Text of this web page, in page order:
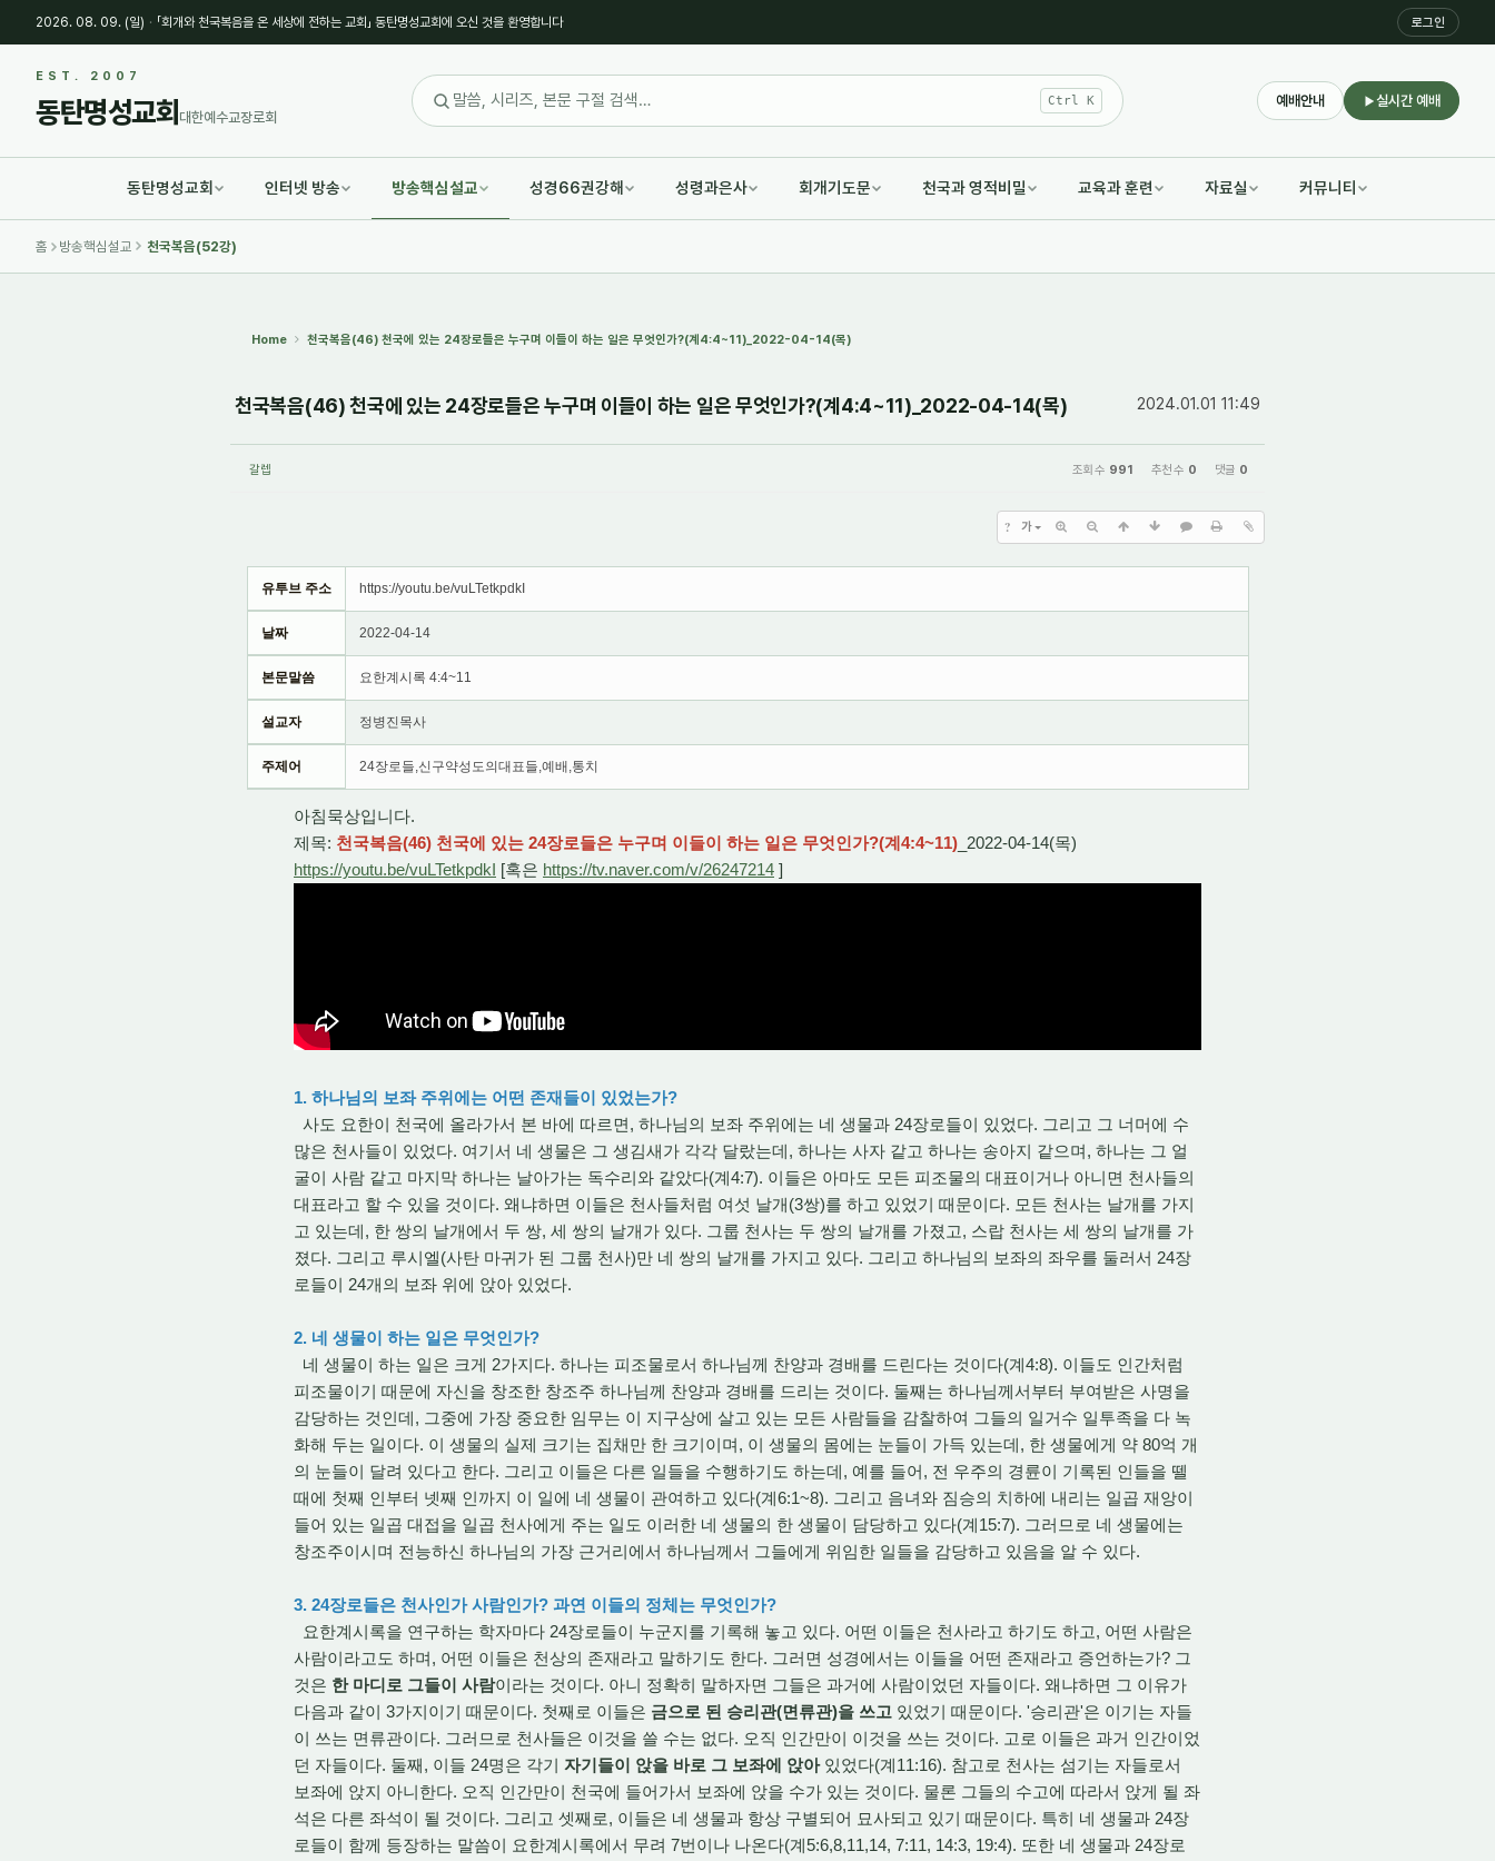
2026. 08. 09. (일) · 「회개와 천국복음을 온 세상에 전하는 교회」 동탄명성교회에 오신 것을 환영합니다 로그인
EST. 2007
동탄명성교회 대한예수교장로회
Ctrl K 예배안내 실시간 예배
동탄명성교회 인터넷 방송 방송핵심설교 성경66권강해 성령과은사 회개기도문 천국과 영적비밀 교육과 훈련 자료실 커뮤니티
홈 방송핵심설교 천국복음(52강)
Home 천국복음(46) 천국에 있는 24장로들은 누구며 이들이 하는 일은 무엇인가?(계4:4~11)_2022-04-14(목)
2024.01.01 11:49
천국복음(46) 천국에 있는 24장로들은 누구며 이들이 하는 일은 무엇인가?(계4:4~11)_2022-04-14(목)
갈렙 조회 수 991 추천 수 0 댓글 0
? 가
유투브 주소 https://youtu.be/vuLTetkpdkI
날짜 2022-04-14
본문말씀 요한계시록 4:4~11
설교자 정병진목사
주제어 24장로들,신구약성도의대표들,예배,통치
아침묵상입니다.
제목: 천국복음(46) 천국에 있는 24장로들은 누구며 이들이 하는 일은 무엇인가?(계4:4~11) _2022-04-14(목)
https://youtu.be/vuLTetkpdkI [혹은 https://tv.naver.com/v/26247214 ]
1. 하나님의 보좌 주위에는 어떤 존재들이 있었는가?
사도 요한이 천국에 올라가서 본 바에 따르면, 하나님의 보좌 주위에는 네 생물과 24장로들이 있었다. 그리고 그 너머에 수
많은 천사들이 있었다. 여기서 네 생물은 그 생김새가 각각 달랐는데, 하나는 사자 같고 하나는 송아지 같으며, 하나는 그 얼
굴이 사람 같고 마지막 하나는 날아가는 독수리와 같았다(계4:7). 이들은 아마도 모든 피조물의 대표이거나 아니면 천사들의
대표라고 할 수 있을 것이다. 왜냐하면 이들은 천사들처럼 여섯 날개(3쌍)를 하고 있었기 때문이다. 모든 천사는 날개를 가지
고 있는데, 한 쌍의 날개에서 두 쌍, 세 쌍의 날개가 있다. 그룹 천사는 두 쌍의 날개를 가졌고, 스랍 천사는 세 쌍의 날개를 가
졌다. 그리고 루시엘(사탄 마귀가 된 그룹 천사)만 네 쌍의 날개를 가지고 있다. 그리고 하나님의 보좌의 좌우를 둘러서 24장
로들이 24개의 보좌 위에 앉아 있었다.
2. 네 생물이 하는 일은 무엇인가?
네 생물이 하는 일은 크게 2가지다. 하나는 피조물로서 하나님께 찬양과 경배를 드린다는 것이다(계4:8). 이들도 인간처럼
피조물이기 때문에 자신을 창조한 창조주 하나님께 찬양과 경배를 드리는 것이다. 둘째는 하나님께서부터 부여받은 사명을
감당하는 것인데, 그중에 가장 중요한 임무는 이 지구상에 살고 있는 모든 사람들을 감찰하여 그들의 일거수 일투족을 다 녹
화해 두는 일이다. 이 생물의 실제 크기는 집채만 한 크기이며, 이 생물의 몸에는 눈들이 가득 있는데, 한 생물에게 약 80억 개
의 눈들이 달려 있다고 한다. 그리고 이들은 다른 일들을 수행하기도 하는데, 예를 들어, 전 우주의 경륜이 기록된 인들을 뗄
때에 첫째 인부터 넷째 인까지 이 일에 네 생물이 관여하고 있다(계6:1~8). 그리고 음녀와 짐승의 치하에 내리는 일곱 재앙이
들어 있는 일곱 대접을 일곱 천사에게 주는 일도 이러한 네 생물의 한 생물이 담당하고 있다(계15:7). 그러므로 네 생물에는
창조주이시며 전능하신 하나님의 가장 근거리에서 하나님께서 그들에게 위임한 일들을 감당하고 있음을 알 수 있다.
3. 24장로들은 천사인가 사람인가? 과연 이들의 정체는 무엇인가?
요한계시록을 연구하는 학자마다 24장로들이 누군지를 기록해 놓고 있다. 어떤 이들은 천사라고 하기도 하고, 어떤 사람은
사람이라고도 하며, 어떤 이들은 천상의 존재라고 말하기도 한다. 그러면 성경에서는 이들을 어떤 존재라고 증언하는가? 그
것은 한 마디로 그들이 사람이라는 것이다. 아니 정확히 말하자면 그들은 과거에 사람이었던 자들이다. 왜냐하면 그 이유가
다음과 같이 3가지이기 때문이다. 첫째로 이들은 금으로 된 승리관(면류관)을 쓰고 있었기 때문이다. '승리관'은 이기는 자들
이 쓰는 면류관이다. 그러므로 천사들은 이것을 쓸 수는 없다. 오직 인간만이 이것을 쓰는 것이다. 고로 이들은 과거 인간이었
던 자들이다. 둘째, 이들 24명은 각기 자기들이 앉을 바로 그 보좌에 앉아있었다(계11:16). 참고로 천사는 섬기는 자들로서
보좌에 앉지 아니한다. 오직 인간만이 천국에 들어가서 보좌에 앉을 수가 있는 것이다. 물론 그들의 수고에 따라서 앉게 될 좌
석은 다른 좌석이 될 것이다. 그리고 셋째로, 이들은 네 생물과 항상 구별되어 묘사되고 있기 때문이다. 특히 네 생물과 24장
로들이 함께 등장하는 말씀이 요한계시록에서 무려 7번이나 나온다(계5:6,8,11,14, 7:11, 14:3, 19:4). 또한 네 생물과 24장로
Sketchbook5, 스케치북5
Sketchbook5, 스케치북5
Sketchbook5, 스케치북5
Sketchbook5, 스케치북5